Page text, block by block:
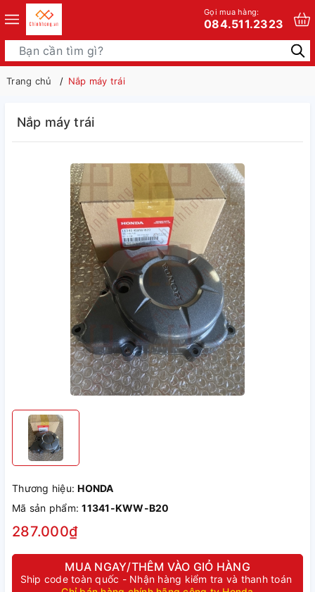
Gọi mua hàng:
084.511.2323
Trang chủ Nắp máy trái
Nắp máy trái
Thương hiệu:HONDA
Mã sản phẩm:11341-KWW-B20
287.000₫
MUA NGAY/THÊM VÀO GIỎ HÀNG
Ship code toàn quốc - Nhận hàng kiểm tra và thanh toán